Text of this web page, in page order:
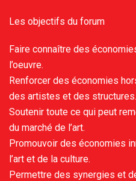
Les objectifs du forum
Faire connaître des
l’oeuvre.
Renforcer des économies
des artistes et des structures.
Soutenir toute ce qui peut
du marché de l’art.
Promouvoir des économies
l’art et de la culture.
Permettre des synergies et